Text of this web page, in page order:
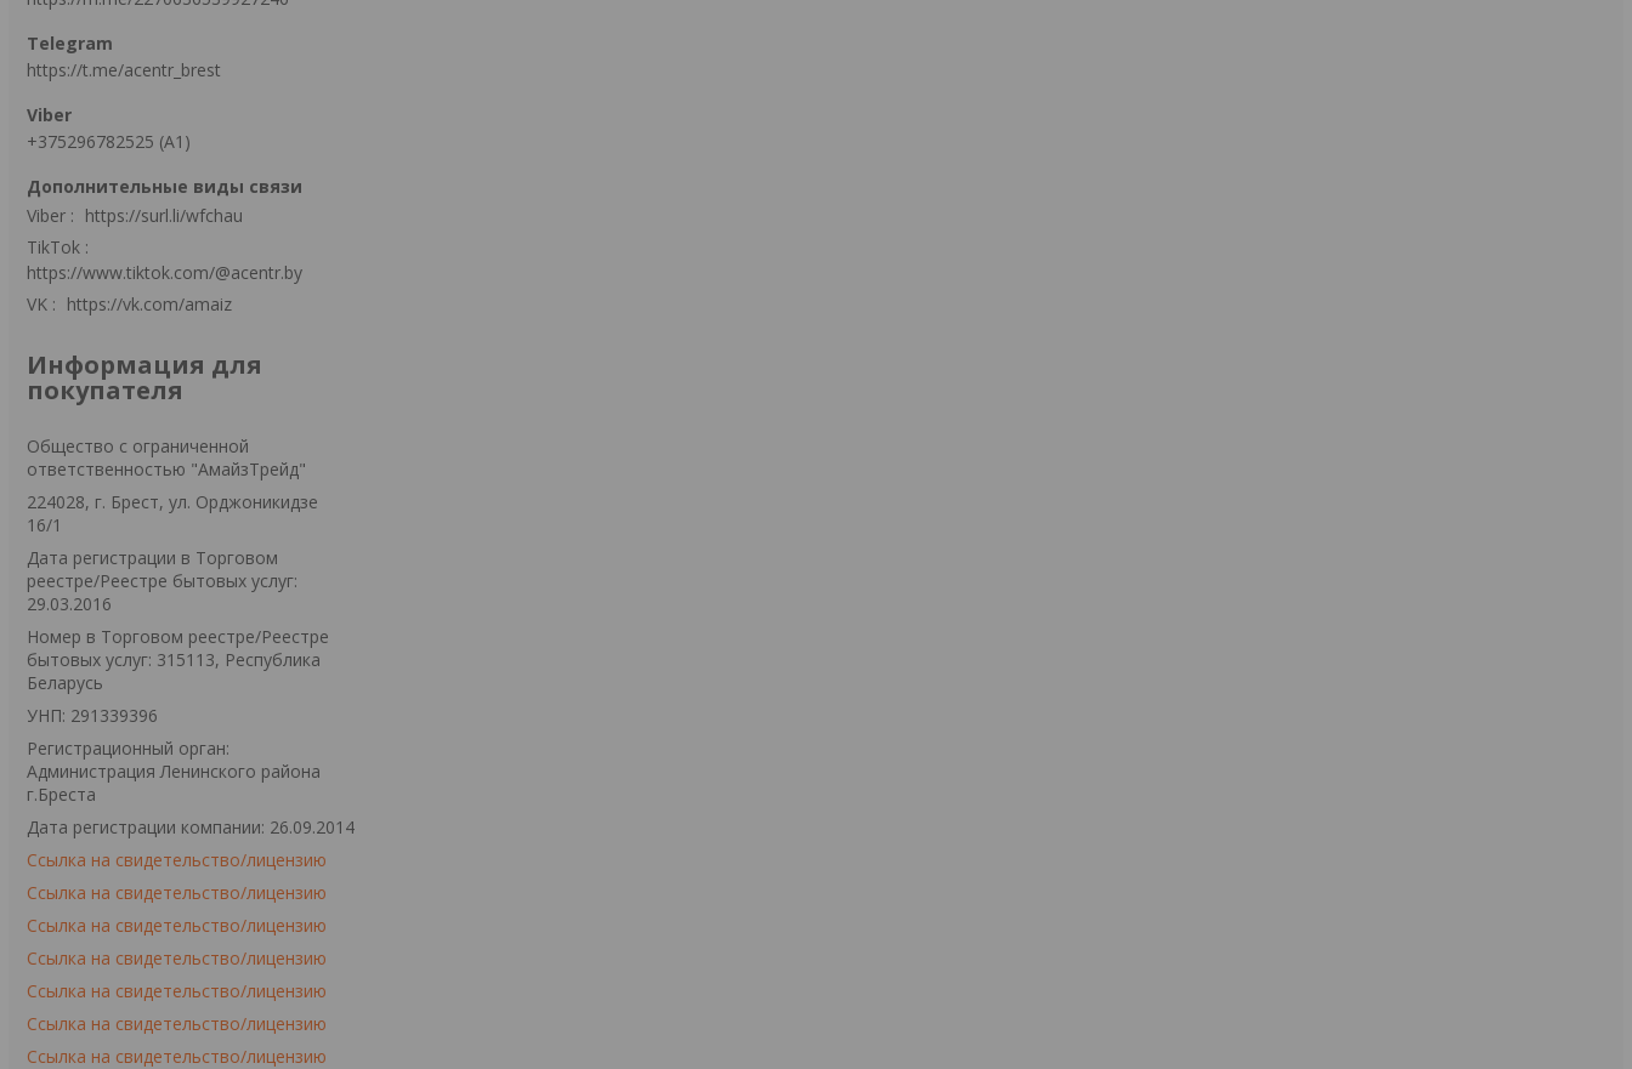
https://t.me/acentr_brest
+375296782525 (А1)
Viber
https://surl.li/wfchau
TikTok
https://www.tiktok.com/@acentr.by
VK
https://vk.com/amaiz
Информация для
покупателя
Общество с ограниченной
ответственностью "АмайзТрейд"
224028, г. Брест, ул. Орджоникидзе
16/1
Дата регистрации в Торговом
реестре/Реестре бытовых услуг:
29.03.2016
Номер в Торговом реестре/Реестре
бытовых услуг: 315113, Республика
Беларусь
УНП: 291339396
Регистрационный орган:
Администрация Ленинского района
г.Бреста
Дата регистрации компании: 26.09.2014
Ссылка на свидетельство/лицензию
Ссылка на свидетельство/лицензию
Ссылка на свидетельство/лицензию
Ссылка на свидетельство/лицензию
Ссылка на свидетельство/лицензию
Ссылка на свидетельство/лицензию
Ссылка на свидетельство/лицензию